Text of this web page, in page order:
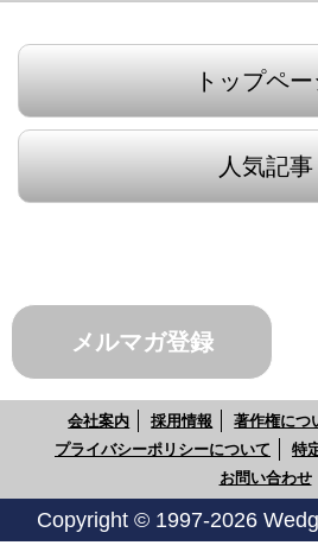
トップペ
人気記事
メルマガ登録
会社案内 採用情報 著作権につ
プライバシーポリシーについて
特
お問い合わせ
Copyright © 1997-2026